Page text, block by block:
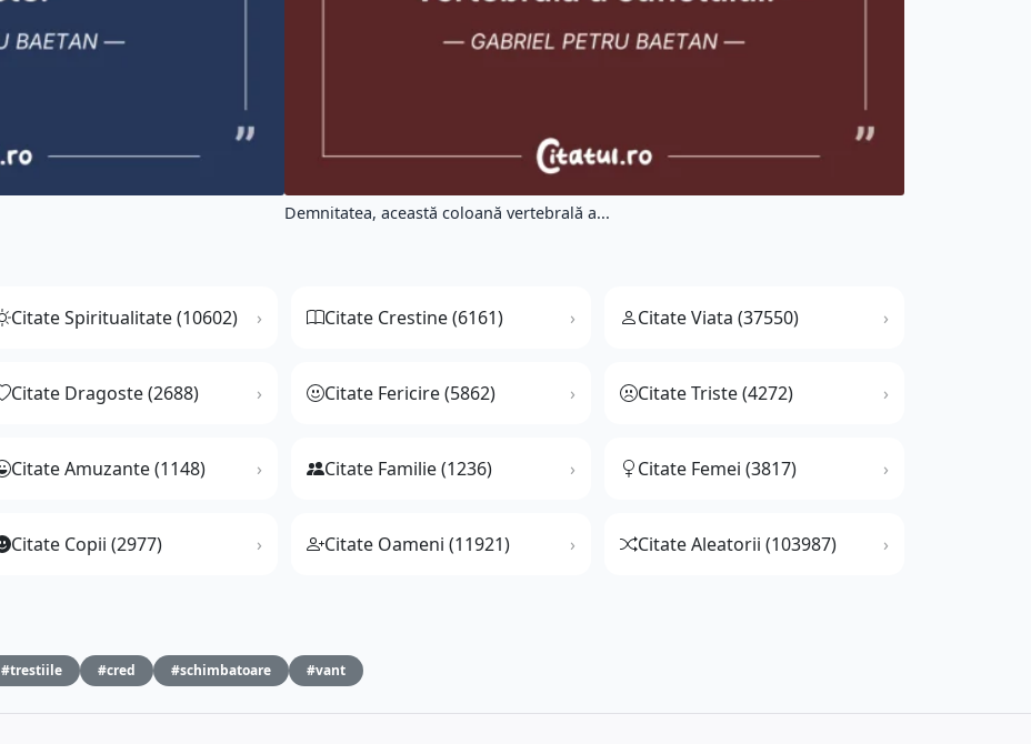
Demnitatea, această coloană vertebrală a...
Citate Spiritualitate (10602) Citate Crestine (6161) Citate Viata (37550)
Citate Dragoste (2688) Citate Fericire (5862) Citate Triste (4272)
Citate Amuzante (1148) Citate Familie (1236) Citate Femei (3817)
Citate Copii (2977) Citate Oameni (11921) Citate Aleatorii (103987)
#trestiile #cred #schimbatoare #vant